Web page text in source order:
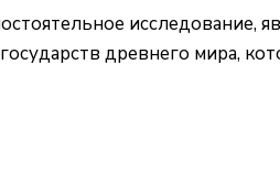
исследование,
древнего мира,